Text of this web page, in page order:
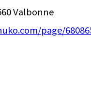
Valbonne
page/